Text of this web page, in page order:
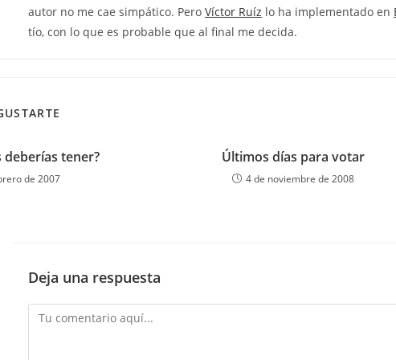
autor no me cae simpático. Pero Víctor Ruíz lo ha implementado en
tío, con lo que es probable que al final me decida.
deberías tener?
de 2007
Últimos días para votar
4 de noviembre de 2008
Deja una respuesta
Comentario